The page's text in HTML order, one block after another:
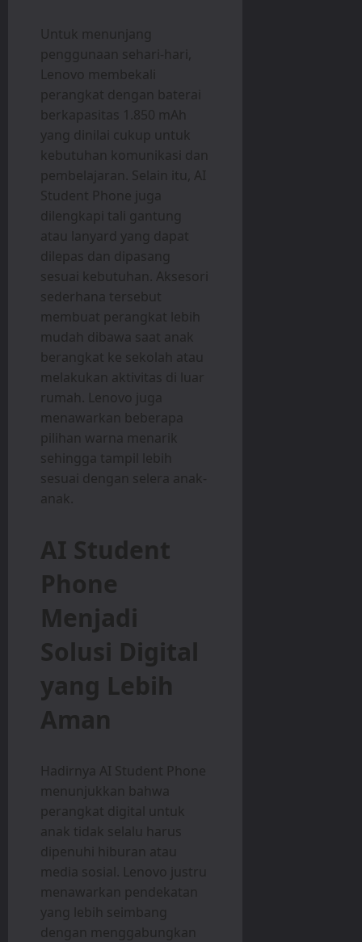
Untuk menunjang
penggunaan sehari-hari,
Lenovo membekali
perangkat dengan baterai
berkapasitas 1.850 mAh
yang dinilai cukup untuk
kebutuhan komunikasi dan
pembelajaran. Selain itu, AI
Student Phone juga
dilengkapi tali gantung
atau lanyard yang dapat
dilepas dan dipasang
sesuai kebutuhan. Aksesori
sederhana tersebut
membuat perangkat lebih
mudah dibawa saat anak
berangkat ke sekolah atau
melakukan aktivitas di luar
rumah. Lenovo juga
menawarkan beberapa
pilihan warna menarik
sehingga tampil lebih
sesuai dengan selera anak-
anak.
AI Student
Phone
Menjadi
Solusi Digital
yang Lebih
Aman
Hadirnya AI Student Phone
menunjukkan bahwa
perangkat digital untuk
anak tidak selalu harus
dipenuhi hiburan atau
media sosial. Lenovo justru
menawarkan pendekatan
yang lebih seimbang
dengan menggabungkan